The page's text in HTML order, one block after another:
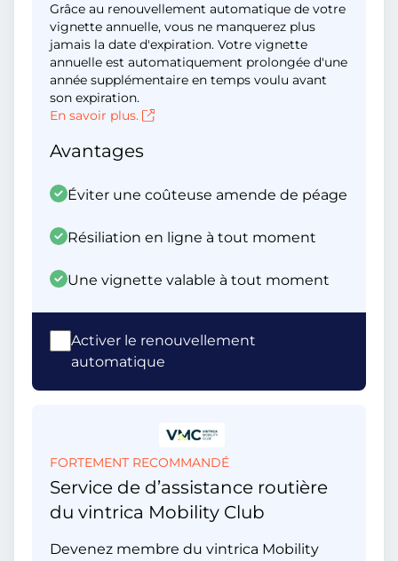
Grâce au renouvellement automatique de votre
vignette annuelle, vous ne manquerez plus
jamais la date d'expiration. Votre vignette
annuelle est automatiquement prolongée d'une
année supplémentaire en temps voulu avant
son expiration.
En savoir plus.
Avantages
Éviter une coûteuse amende de péage
Résiliation en ligne à tout moment
Une vignette valable à tout moment
Activer le renouvellement
automatique
FORTEMENT RECOMMANDÉ
Service de d’assistance routière
du vintrica Mobility Club
Devenez membre du vintrica Mobility